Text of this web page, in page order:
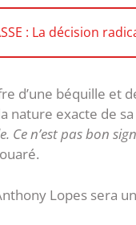
: La décision
d’une béquille et
nature exacte de
Ce n’est pas bon
Lopes sera